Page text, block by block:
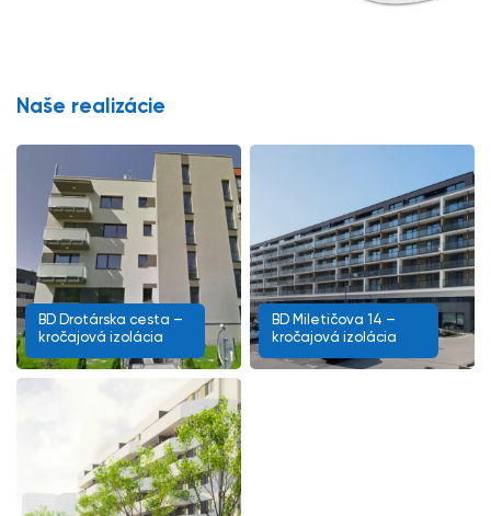
Naše realizácie
BD Drotárska cesta –
kročajová izolácia
BD Miletičova 14 –
kročajová izolácia